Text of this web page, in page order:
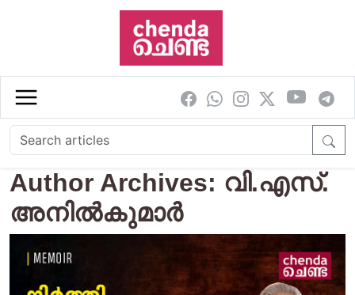
Skip to main content
Author Archives: വി.എസ്.
അനിൽകുമാർ